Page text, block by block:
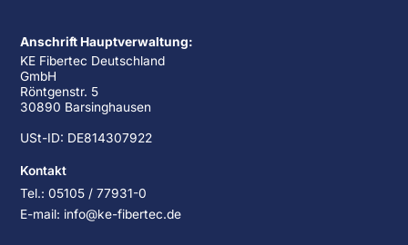
Anschrift Hauptverwaltung:
KE Fibertec Deutschland
GmbH
Röntgenstr. 5
30890 Barsinghausen
USt-ID: DE814307922
Kontakt
Tel.: 05105 / 77931-0
E-mail: info@ke-fibertec.de